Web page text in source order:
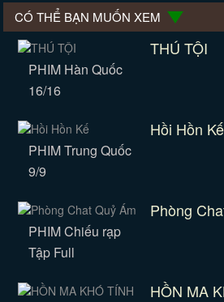
CÓ THỂ BẠN MUỐN XEM
THÚ TỘI
PHIM Hàn Quốc
16/16
Hồi Hồn Kế
PHIM Trung Quốc
9/9
Phòng
PHIM Chiếu rạp
Tập Full
HỒN MA